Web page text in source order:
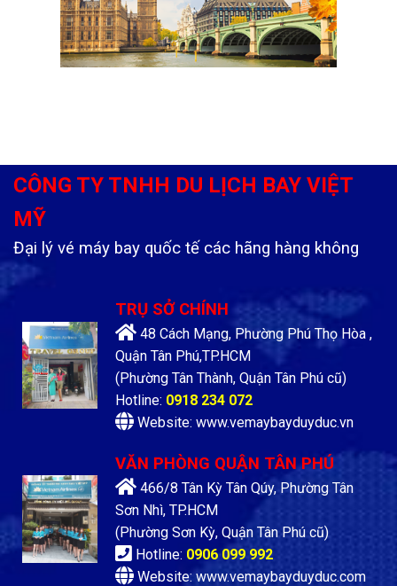
CÔNG TY TNHH DU LỊCH BAY VIỆT
MỸ
Đại lý vé máy bay quốc tế các hãng hàng không
TRỤ SỞ CHÍNH
48 Cách Mạng, Phường Phú Thọ Hòa ,
Quận Tân Phú,TP.HCM
(Phường Tân Thành, Quận Tân Phú cũ)
Hotline: 0918 234 072
Website: www.vemaybayduyduc.vn
VĂN PHÒNG QUẬN TÂN PHÚ
466/8 Tân Kỳ Tân Qúy, Phường Tân
Sơn Nhì, TP.HCM
(Phường Sơn Kỳ, Quận Tân Phú cũ)
Hotline: 0906 099 992
Website: www.vemaybayduyduc.com